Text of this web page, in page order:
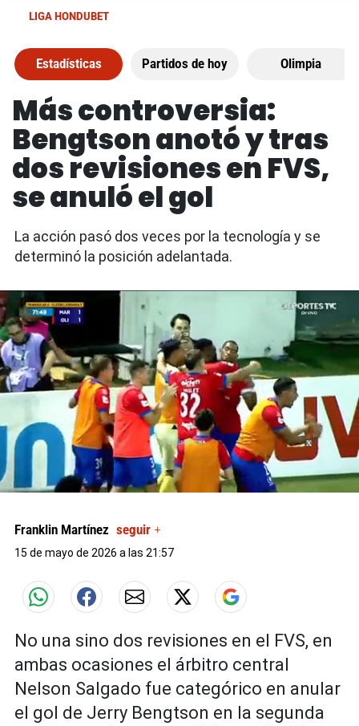
LIGA HONDUBET
Estadísticas Partidos de hoy Olimpia
Más controversia:
Bengtson anotó y tras
dos revisiones en FVS,
se anuló el gol
La acción pasó dos veces por la tecnología y se
determinó la posición adelantada.
seconds
X
Franklin Martínez seguir +
15 de mayo de 2026 a las 21:57
No una sino dos revisiones en el FVS, en
ambas ocasiones el árbitro central
Nelson Salgado fue categórico en anular
el gol de Jerry Bengtson en la segunda